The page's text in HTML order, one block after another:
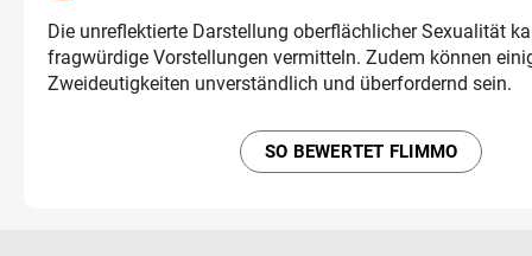
Die unreflektierte Darstellung oberflächlicher Sexualität
fragwürdige Vorstellungen vermitteln. Zudem können
Zweideutigkeiten unverständlich und überfordernd sein.
SO BEWERTET FLIMMO